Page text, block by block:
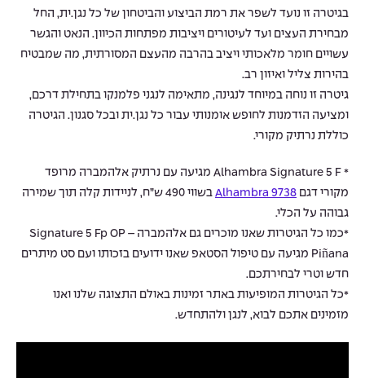
בגיטרה זו נועד לשפר את רמת הביצוע והביטחון של כל נגן.ית, החל
מבחירת העצים ועד לעיטורים ויציבות מפתחות הכיוון. הנאט והגשר
עשויים חומר מלאכותי ויציב בהרבה מהעצם המסורתית, מה שמבטיח
בהירות צליל ואיזון רב.
גיטרה זו נוחה במיוחד לנגינה, מתאימה לנגני פלמנקו בתחילת דרכם,
ומציעה הזדמנות לחופש אומנותי עבור כל נגן.ית ובכל סגנון. הגיטרה
כוללת נרתיק מקורי.
* Alhambra Signature 5 F מגיעה עם נרתיק אלהמברה מרופד
מקורי דגם Alhambra 9738
בשווי 490 ש”ח, לניידות קלה תוך שמירה
גבוהה על הכלי.
*כמו כל הגיטרות שאנו מוכרים גם אלהמברה – Signature 5 Fp OP
Piñana מגיעה עם טיפול הסטאפ שאנו ידועים בזכותו ועם סט מיתרים
חדש וטרי לבחירתכם.
*כל הגיטרות המופיעות באתר זמינות באולם התצוגה שלנו ואנו
מזמינים אתכם לבוא, לנגן ולהתחדש.